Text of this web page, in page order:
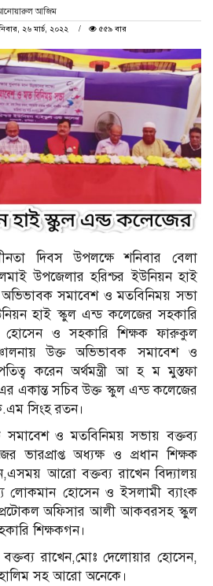
আজিম
২৬ মার্চ, ২০২২
৫৫৯ বার
দিবস উপলক্ষে শনিবার বেলা
উপজেলার হরিশ্চর ইউনিয়ন হাই
অভিভাবক সমাবেশ ও মতবিনিময় সভা
হাই স্কুল এন্ড কলেজের সহকারি
হোসেন ও সহকারি শিক্ষক ফারুকুল
উক্ত অভিভাবক সমাবেশ ও
করেন অর্থমন্ত্রী আ হ ম মুস্তফা
একান্ত সচিব উক্ত স্কুল এন্ড কলেজের
সিংহ রতন।
ও মতবিনিময় সভায় বক্তব্য
ভারপ্রাপ্ত অধ্যক্ষ ও প্রধান শিক্ষক
আরো বক্তব্য রাখেন বিদ্যালয়
লোকমান হোসেন ও ইসলামী ব্যাংক
প্রটোকল অফিসার আলী আকবরসহ স্কুল
শিক্ষকগন।
রাখেন,মোঃ দেলোয়ার হোসেন,
সহ আরো অনেকে।